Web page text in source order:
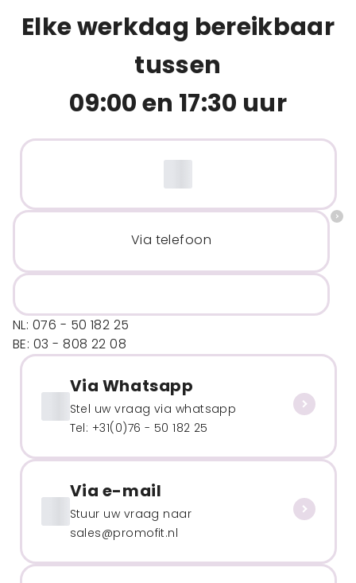
Elke werkdag bereikbaar
tussen
09:00 en 17:30 uur
Via telefoon
NL: 076 - 50 182 25
BE: 03 - 808 22 08
Via Whatsapp
Stel uw vraag via whatsapp
Tel: +31(0)76 - 50 182 25
Via e-mail
Stuur uw vraag naar
sales@promofit.nl